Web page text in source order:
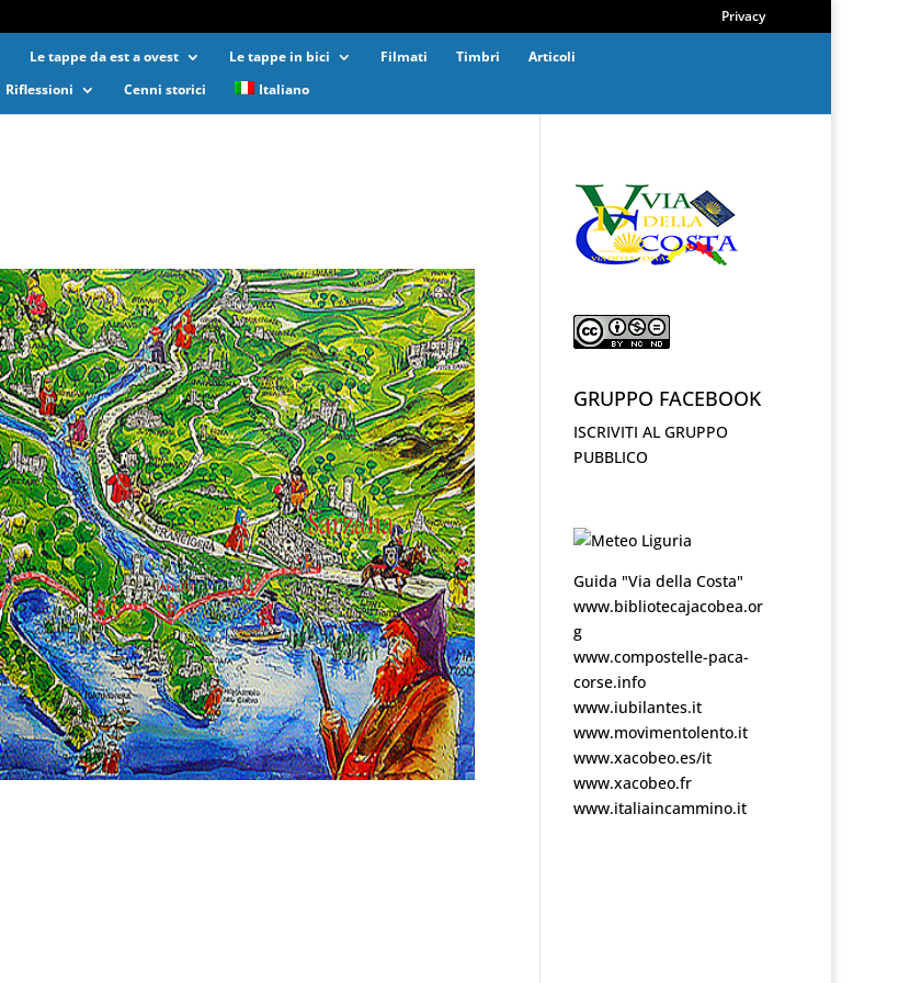
Privacy
Le tappe da est a ovest Le tappe in bici Filmati Timbri
Articoli
Riflessioni Cenni storici Italiano
GRUPPO FACEBOOK
ISCRIVITI AL GRUPPO
PUBBLICO
Guida "Via della Costa"
www.bibliotecajacobea.or
g
www.compostelle-paca-
corse.info
www.iubilantes.it
www.movimentolento.it
www.xacobeo.es/it
www.xacobeo.fr
www.italiaincammino.it